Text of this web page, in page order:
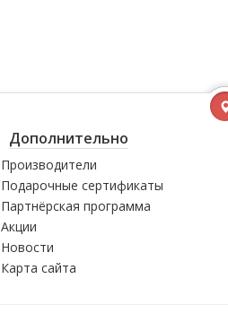
Дополнительно
Производители
Подарочные сертификаты
Партнёрская программа
Акции
Новости
Карта сайта